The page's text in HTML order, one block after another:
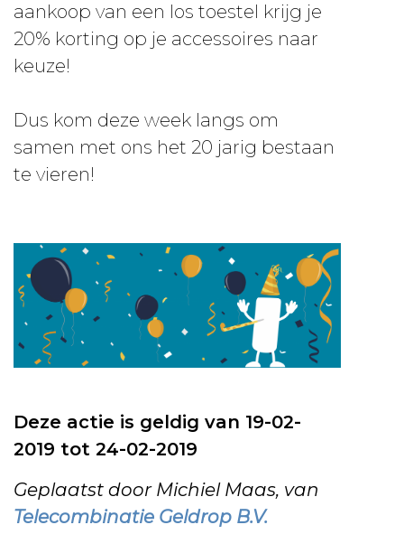
aankoop van een los toestel krijg je
20% korting op je accessoires naar
keuze!
Dus kom deze week langs om
samen met ons het 20 jarig bestaan
te vieren!
Deze actie is geldig van 19-02-
2019 tot 24-02-2019
Geplaatst door Michiel Maas, van
Telecombinatie Geldrop B.V.